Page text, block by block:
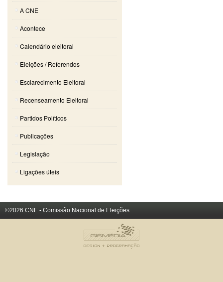
A CNE
Acontece
Calendário eleitoral
Eleições / Referendos
Esclarecimento Eleitoral
Recenseamento Eleitoral
Partidos Políticos
Publicações
Legislação
Ligações úteis
©2026 CNE - Comissão Nacional de Eleições